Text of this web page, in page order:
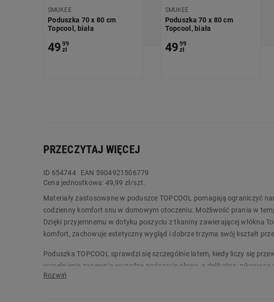
SMUKEE
Poduszka 70 x 80 cm
Topcool, biała
49 99
zł
SMUKEE
Poduszka 70 x 80 cm
Topcool, biała
49 99
zł
PRZECZYTAJ WIĘCEJ
ID 654744
EAN 5904921506779
Cena jednostkowa: 49,99 zł/szt.
Materiały zastosowane w poduszce TOPCOOL pomagają ograniczyć
codzienny komfort snu w domowym otoczeniu. Możliwość prania w
Dzięki przyjemnemu w dotyku poszyciu z tkaniny zawierającej włókna
komfort, zachowuje estetyczny wygląd i dobrze trzyma swój kształt
Poduszka TOPCOOL sprawdzi się szczególnie latem, kiedy liczy się
wypełnienie zapewnia wygodne podparcie głowy, a delikatna,
wyrób medyczny klasy I o właściwości przyjaznych alergikom. Zamów